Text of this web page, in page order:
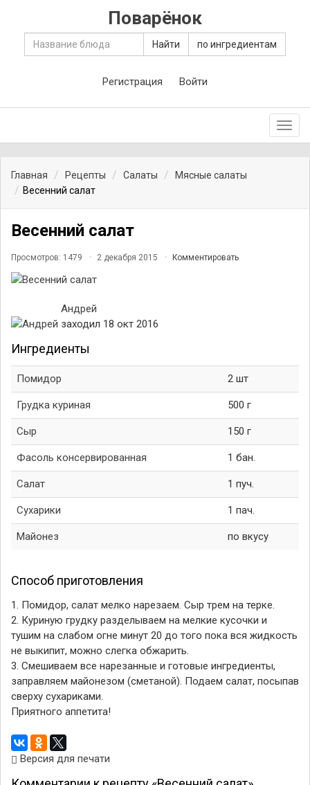
Поварёнок
Найти по ингредиентам
Регистрация Войти
Главная Рецепты Салаты
Мясные салаты
Весенний салат
Весенний салат
Просмотров: 1479 2 декабря 2015 Комментировать
Андрей
заходил 18 окт 2016
Ингредиенты
Помидор 2 шт
Грудка куриная 500 г
Сыр 150 г
Фасоль консервированная 1 бан.
Салат 1 пуч.
Сухарики 1 пач.
Майонез по вкусу
Способ приготовления
1. Помидор, салат мелко нарезаем. Сыр трем на терке.
2. Куриную грудку разделываем на мелкие кусочки и
тушим на слабом огне минут 20 до того пока вся жидкость
не выкипит, можно слегка обжарить.
3. Смешиваем все нарезанные и готовые ингредиенты,
заправляем майонезом (сметаной). Подаем салат, посыпав
сверху сухариками.
Приятного аппетита!
Версия для печати